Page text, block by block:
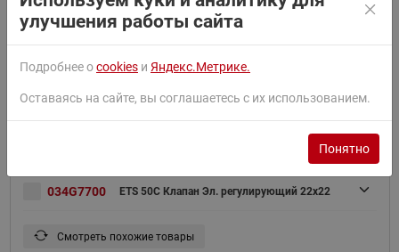
034G7602
ETS 25C Клапан терморегулирующий(пр.
Смотреть похожие товары
034G7700 ETS 50C Клапан Эл. регулирующий 22x22
Смотреть похожие товары
улучшения работы сайта
Подробнее оcookies и Яндекс.Метрике.
Оставаясь на сайте, вы соглашаетесь с их использованием.
Понятно